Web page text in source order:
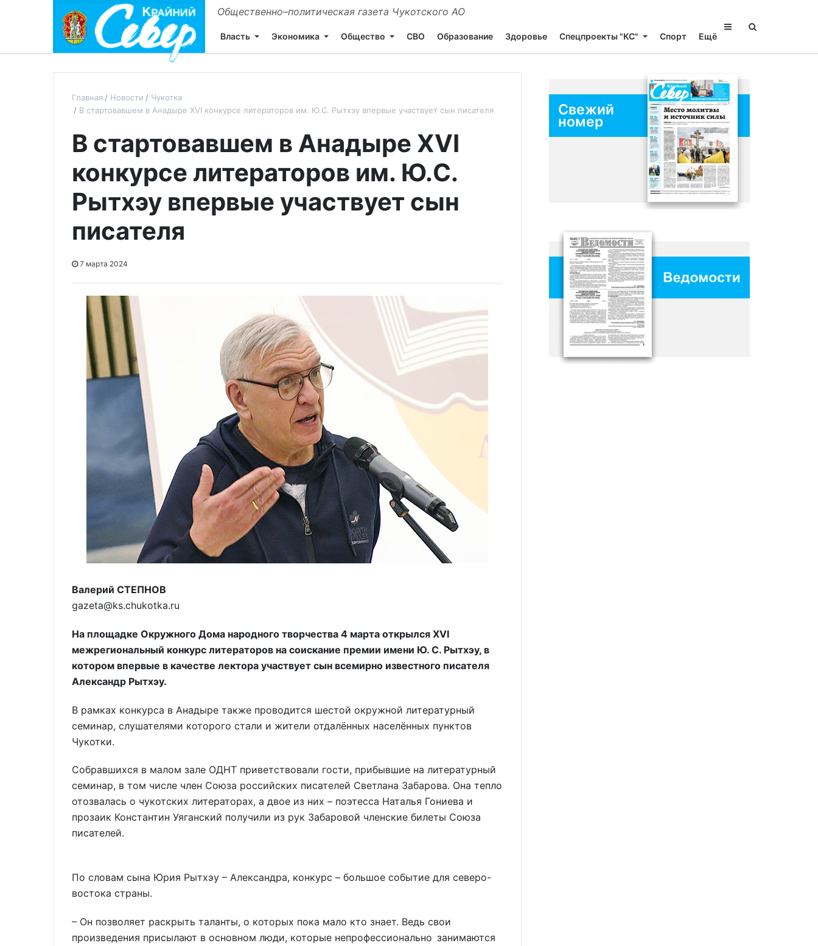
Общественно–политическая газета Чукотского АО
Власть Экономика Общество СВО Образование Здоровье Спецпроекты "КС" Спорт Ещё
Главная Новости
Чукотка
В стартовавшем в Анадыре ХVI конкурсе литераторов им. Ю.С. Рытхэу впервые участвует сын писателя
В стартовавшем в Анадыре ХVI
конкурсе литераторов им. Ю.С.
Рытхэу впервые участвует сын
писателя
7 марта 2024
Валерий СТЕПНОВ
gazeta@ks.chukotka.ru
На площадке Окружного Дома народного творчества 4 марта открылся ХVI
межрегиональный конкурс литераторов на соискание премии имени Ю. С. Рытхэу, в
котором впервые в качестве лектора участвует сын всемирно известного писателя
Александр Рытхэу.
В рамках конкурса в Анадыре также проводится шестой окружной литературный
семинар, слушателями которого стали и жители отдалённых населённых пунктов
Чукотки.
Собравшихся в малом зале ОДНТ приветствовали гости, прибывшие на литературный
семинар, в том числе член Союза российских писателей Светлана Забарова. Она тепло
отозвалась о чукотских литераторах, а двое из них – поэтесса Наталья Гониева и
прозаик Константин Уяганский получили из рук Забаровой членские билеты Союза
писателей.
По словам сына Юрия Рытхэу – Александра, конкурс – большое событие для северо-
востока страны.
– Он позволяет раскрыть таланты, о которых пока мало кто знает. Ведь свои
произведения присылают в основном люди, которые непрофессионально занимаются
Свежий
номер